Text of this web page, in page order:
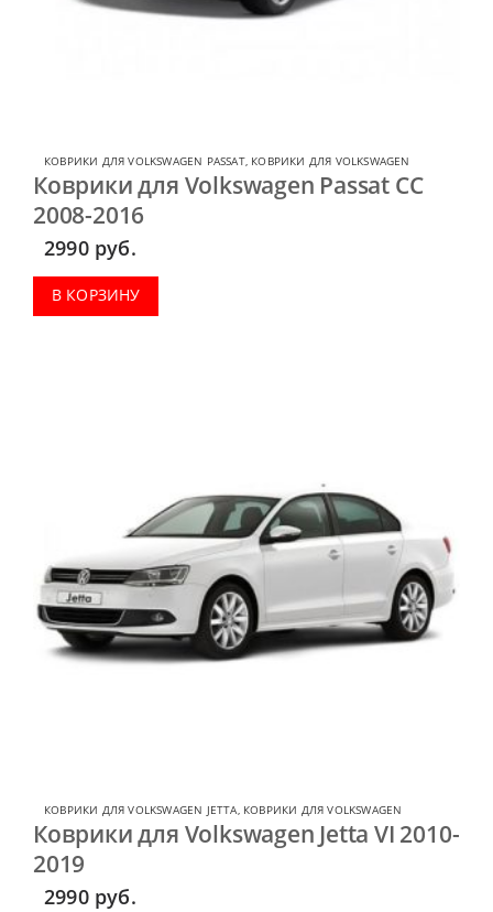
КОВРИКИ ДЛЯ VOLKSWAGEN PASSAT, КОВРИКИ ДЛЯ VOLKSWAGEN
Коврики для Volkswagen Passat CC
2008-2016
2990 руб.
В КОРЗИНУ
КОВРИКИ ДЛЯ VOLKSWAGEN JETTA, КОВРИКИ ДЛЯ VOLKSWAGEN
Коврики для Volkswagen Jetta VI 2010-
2019
2990 руб.